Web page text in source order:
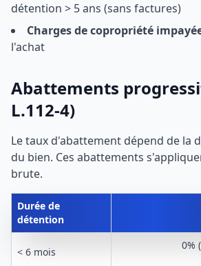
détention > 5 ans (sans factures)
Charges de copropriété
l'achat
Abattements
L.112-4)
Le taux d'abattement dépend de la
du bien. Ces abattements
brute.
Durée de
détention
< 6 mois
0%